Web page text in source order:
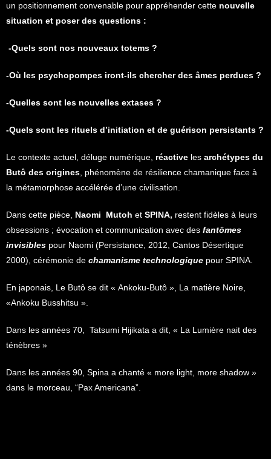
un positionnement convenable pour appréhender cette nouvelle
situation et poser des questions :
-Quels sont nos nouveaux totems ?
-Où les psychopompes iront-ils chercher des âmes perdues ?
-Quelles sont les nouvelles extases ?
-Quels sont les rituels d’initiation et de guérison persistants ?
Le contexte actuel, déluge numérique, réactive les archétypes du
Butô des origines, phénomène de résilience chamanique face à
la métamorphose accélérée d’une civilisation.
Dans cette pièce, Naomi Mutoh et SPINA, restent fidèles à leurs
obsessions ; évocation et communication avec des fantômes
invisibles pour Naomi (Persistance, 2012, Cantos Désertique
2000), cérémonie de chamanisme technologique pour SPINA.
En japonais, Le Butô se dit « Ankoku-Butô », La matière Noire,
«Ankoku Busshitsu ».
Dans les années 70, Tatsumi Hijikata a dit, « La Lumière nait des
ténèbres »
Dans les années 90, Spina a chanté « more light, more shadow »
dans le morceau, “Pax Americana”.